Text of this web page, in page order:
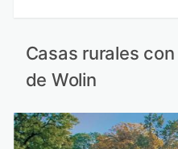
Casas rurales
de Wolin